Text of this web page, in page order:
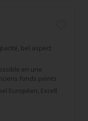
bel aspect
en une
fonds peints
Européen, Excell